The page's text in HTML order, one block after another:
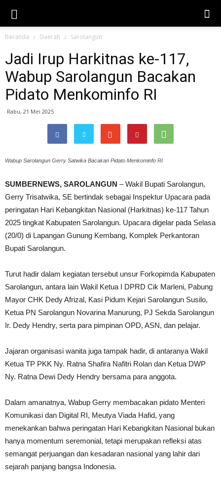
Beranda Daerah Sarolangun
Jadi Irup Harkitnas ke-117,
Wabup Sarolangun Bacakan
Pidato Menkominfo RI
Rabu, 21 Mei 2025
Wabup Sarolangun Gerry Satwika Bacakan Pidato Menkominfo RI
SUMBERNEWS, SAROLANGUN – Wakil Bupati Sarolangun,
Gerry Trisatwika, SE bertindak sebagai Inspektur Upacara pada
peringatan Hari Kebangkitan Nasional (Harkitnas) ke-117 Tahun
2025 tingkat Kabupaten Sarolangun. Upacara digelar pada Selasa
(20/0) di Lapangan Gunung Kembang, Komplek Perkantoran
Bupati Sarolangun.
Turut hadir dalam kegiatan tersebut unsur Forkopimda Kabupaten
Sarolangun, antara lain Wakil Ketua I DPRD Cik Marleni, Pabung
Mayor CHK Dedy Afrizal, Kasi Pidum Kejari Sarolangun Susilo,
Ketua PN Sarolangun Novarina Manurung, PJ Sekda Sarolangun
Ir. Dedy Hendry, serta para pimpinan OPD, ASN, dan pelajar.
Jajaran organisasi wanita juga tampak hadir, di antaranya Wakil
Ketua TP PKK Ny. Ratna Shafira Nafitri Rolan dan Ketua DWP
Ny. Ratna Dewi Dedy Hendry bersama para anggota.
Dalam amanatnya, Wabup Gerry membacakan pidato Menteri
Komunikasi dan Digital RI, Meutya Viada Hafid, yang
menekankan bahwa peringatan Hari Kebangkitan Nasional bukan
hanya momentum seremonial, tetapi merupakan refleksi atas
semangat perjuangan dan kesadaran nasional yang lahir dari
sejarah panjang bangsa Indonesia.